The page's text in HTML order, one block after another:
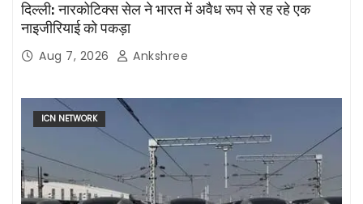
दिल्ली: नारकोटिक्स सेल ने भारत में अवैध रूप से रह रहे एक
नाइजीरियाई को पकड़ा
Aug 7, 2026 Ankshree
ICN NETWORK